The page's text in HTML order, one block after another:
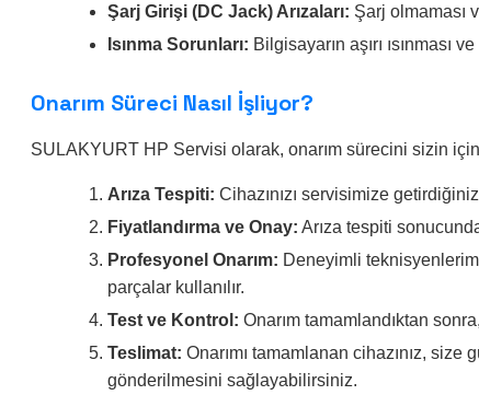
Şarj Girişi (DC Jack) Arızaları: Şarj olmaması
Isınma Sorunları: Bilgisayarın aşırı
Onarım Süreci Nasıl İşliyor?
SULAKYURT HP Servisi olarak, onarım sürecini sizin
Arıza Tespiti: Cihazınızı servisimize
Fiyatlandırma ve Onay: Arıza tespiti
Profesyonel Onarım: Deneyimli
parçalar kullanılır.
Test ve Kontrol: Onarım tamamlandıktan
Teslimat: Onarımı tamamlanan cihazınız,
gönderilmesini sağlayabilirsiniz.